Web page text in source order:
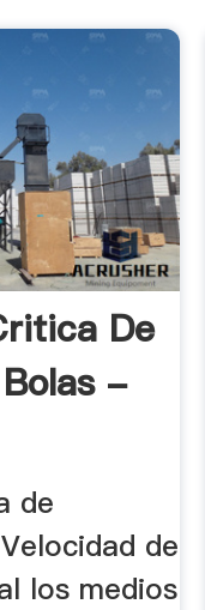
De
-
de
de
los medios